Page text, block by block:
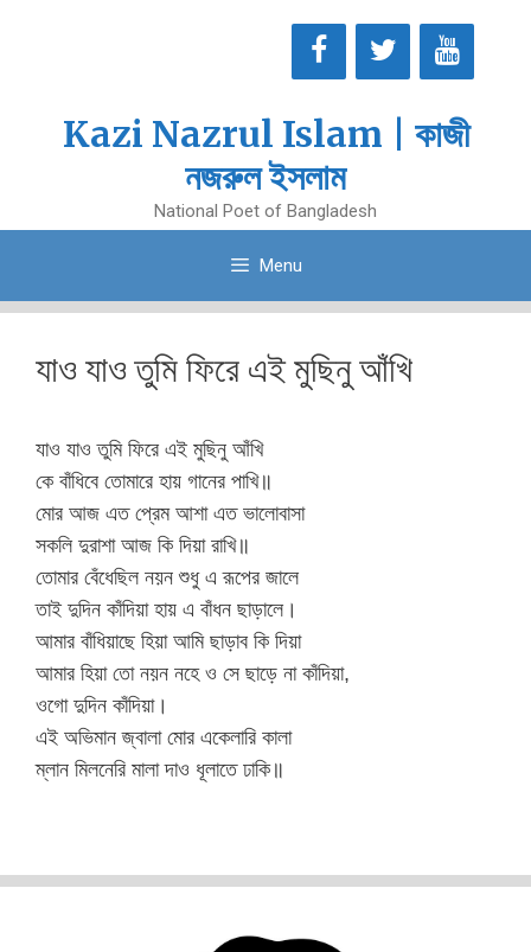
Kazi Nazrul Islam | কাজী
নজরুল ইসলাম
National Poet of Bangladesh
Menu
যাও যাও তুমি ফিরে এই মুছিনু আঁখি
যাও যাও তুমি ফিরে এই মুছিনু আঁখি
কে বাঁধিবে তোমারে হায় গানের পাখি॥
মোর আজ এত প্রেম আশা এত ভালোবাসা
সকলি দুরাশা আজ কি দিয়া রাখি॥
তোমার বেঁধেছিল নয়ন শুধু এ রূপের জালে
তাই দুদিন কাঁদিয়া হায় এ বাঁধন ছাড়ালে।
আমার বাঁধিয়াছে হিয়া আমি ছাড়াব কি দিয়া
আমার হিয়া তো নয়ন নহে ও সে ছাড়ে না কাঁদিয়া,
ওগো দুদিন কাঁদিয়া।
এই অভিমান জ্বালা মোর একেলারি কালা
ম্লান মিলনেরি মালা দাও ধূলাতে ঢাকি॥